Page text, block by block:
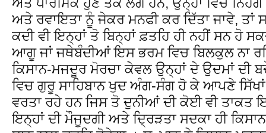
ਅਤੇ ਰਵਾਇਤਾ ਨੂੰ ਜੇਕਰ ਮਨਫੀ ਕਰ ਦਿੱਤਾ ਜਾਵੇ, ਤਾਂ
ਕਦੀ ਵੀ ਇਨ੍ਹਾਂ ਤੋ ਬਿਨ੍ਹਾਂ ਫ਼ਤਹਿ ਹੀ ਨਹੀਂ ਸਨ ਹੋ
ਆਗੂ ਜਾਂ ਜਥੇਬੰਦੀਆਂ ਇਸ ਭਰਮ ਵਿਚ ਬਿਲਕੁਲ ਨਾ
ਕਿਸਾਨ-ਮਜਦੂਰ ਮੋਰਚਾ ਕੇਵਲ ਉਨ੍ਹਾਂ ਦੇ ਉਦਮਾਂ ਦੀ
ਵਿਚ ਗੁਰੂ ਸਾਹਿਬਾਨ ਖੁਦ ਅੰਗ-ਸੰਗ ਹੋ ਕੇ ਆਪਣੇ ਸਿੱਖਾਂ
ਵਰਤਾ ਰਹੇ ਹਨ ਜਿਸ ਤੋ ਦੁਨੀਆਂ ਦੀ ਕੋਈ ਵੀ ਤਾਕਤ
ਇਨ੍ਹਾਂ ਦੀ ਮੌਜੂਦਗੀ ਅਤੇ ਦ੍ਰਿੜਤਾ ਸਦਕਾ ਹੀ